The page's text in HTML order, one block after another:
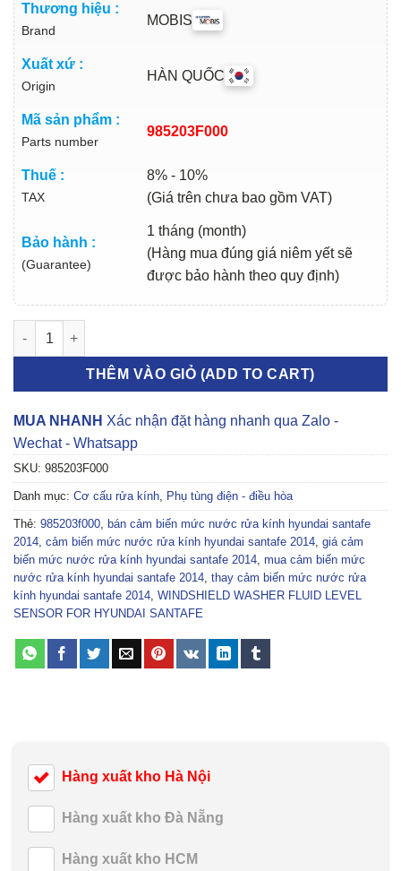
Thương hiệu :
Brand
MOBIS
Xuất xứ :
Origin
HÀN QUỐC
Mã sản phẩm :
Parts number
985203F000
Thuế :
TAX
8% - 10%
(Giá trên chưa bao gồm VAT)
Bảo hành :
(Guarantee)
1 tháng (month)
(Hàng mua đúng giá niêm yết sẽ
được bảo hành theo quy định)
CẢM BIẾN MỨC NƯỚC RỬA KÍNH HYUNDAI SANTAFE 2014 |
THÊM VÀO GIỎ (ADD TO CART)
MUA NHANH Xác nhận đặt hàng nhanh qua Zalo -
Wechat - Whatsapp
SKU: 985203F000
Danh mục: Cơ cấu rửa kính, Phụ tùng điện - điều hòa
Thẻ: 985203f000, bán cảm biến mức nước rửa kính hyundai santafe
2014, cảm biến mức nước rửa kính hyundai santafe 2014, giá cảm
biến mức nước rửa kính hyundai santafe 2014, mua cảm biến mức
nước rửa kính hyundai santafe 2014, thay cảm biến mức nước rửa
kính hyundai santafe 2014, WINDSHIELD WASHER FLUID LEVEL
SENSOR FOR HYUNDAI SANTAFE
Hàng xuất kho Hà Nội
Hàng xuất kho Đà Nẵng
Hàng xuất kho HCM